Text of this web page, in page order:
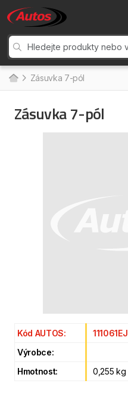
Zásuvka 7-pól
Zásuvka 7-pól
Kód AUTOS:
111061EJ
Výrobce:
Hmotnost:
0,255 kg